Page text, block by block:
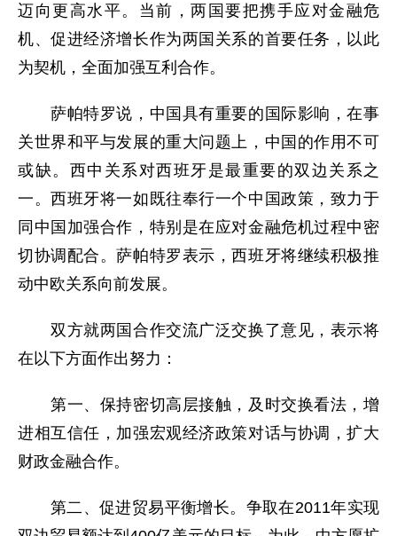
迈向更高水平。当前，两国要把携手应对金融危
机、促进经济增长作为两国关系的首要任务，以此
为契机，全面加强互利合作。
萨帕特罗说，中国具有重要的国际影响，在事
关世界和平与发展的重大问题上，中国的作用不可
或缺。西中关系对西班牙是最重要的双边关系之
一。西班牙将一如既往奉行一个中国政策，致力于
同中国加强合作，特别是在应对金融危机过程中密
切协调配合。萨帕特罗表示，西班牙将继续积极推
动中欧关系向前发展。
双方就两国合作交流广泛交换了意见，表示将
在以下方面作出努力：
第一、保持密切高层接触，及时交换看法，增
进相互信任，加强宏观经济政策对话与协调，扩大
财政金融合作。
第二、促进贸易平衡增长。争取在2011年实现